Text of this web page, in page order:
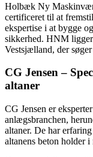
Holbæk Ny
certificeret til at
ekspertise i at bygge
sikkerhed. HNM
Vestsjælland, der
CG Jensen –
altaner
CG Jensen er
anlægsbranchen,
altaner. De har
altanens beton holder i